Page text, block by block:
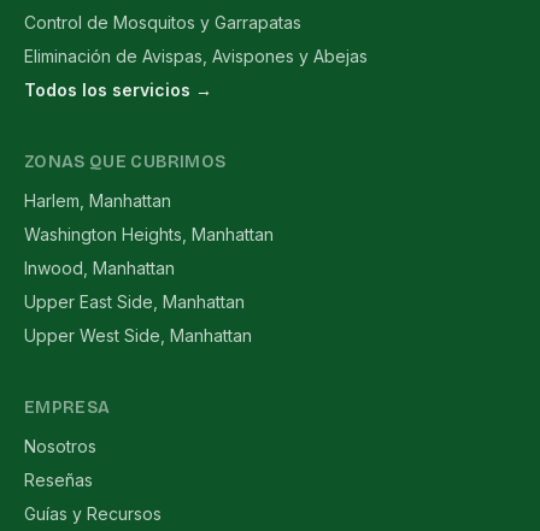
Control de Mosquitos y Garrapatas
Eliminación de Avispas, Avispones y Abejas
Todos los servicios →
ZONAS QUE CUBRIMOS
Harlem, Manhattan
Washington Heights, Manhattan
Inwood, Manhattan
Upper East Side, Manhattan
Upper West Side, Manhattan
EMPRESA
Nosotros
Reseñas
Guías y Recursos